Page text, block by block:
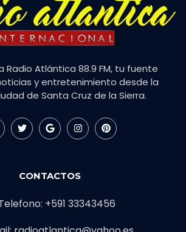
Radio Atlántica 88.9 FM, tu fuente
y entretenimiento desde la
de Santa Cruz de la Sierra.
CONTACTOS
+591 33343456